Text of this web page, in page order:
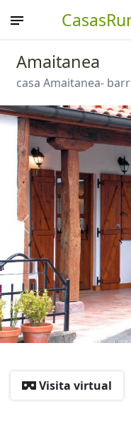
Amaitanea
casa Amaitanea-
Anterior
Visita virtual